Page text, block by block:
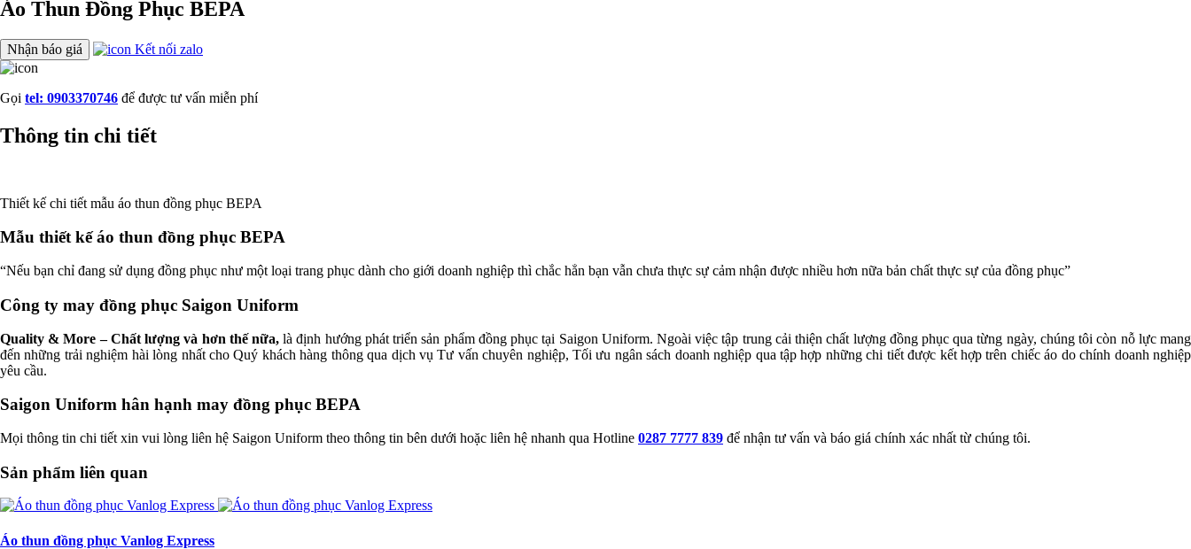
Áo Thun Đồng Phục BEPA
Nhận báo giá Kết nối zalo
Gọi tel: 0903370746 để được tư vấn miễn phí
Thông tin chi tiết
Thiết kế chi tiết mẫu áo thun đồng phục BEPA
Mẫu thiết kế áo thun đồng phục BEPA
“Nếu bạn chỉ đang sử dụng đồng phục như một loại trang phục dành cho giới doanh nghiệp thì chắc hẳn bạn vẫn chưa thực sự cảm nhận được nhiều hơn nữa bản chất thực sự của đồng phục”
Công ty may đồng phục Saigon Uniform
Quality & More – Chất lượng và hơn thế nữa, là định hướng phát triển sản phẩm đồng phục tại Saigon Uniform. Ngoài việc tập trung cải thiện chất lượng đồng phục qua từng ngày, chúng tôi còn nỗ lực mang
đến những trải nghiệm hài lòng nhất cho Quý khách hàng thông qua dịch vụ Tư vấn chuyên nghiệp, Tối ưu ngân sách doanh nghiệp qua tập hợp những chi tiết được kết hợp trên chiếc áo do chính doanh nghiệp
yêu cầu.
Saigon Uniform hân hạnh may đồng phục BEPA
Mọi thông tin chi tiết xin vui lòng liên hệ Saigon Uniform theo thông tin bên dưới hoặc liên hệ nhanh qua Hotline 0287 7777 839 để nhận tư vấn và báo giá chính xác nhất từ chúng tôi.
Sản phẩm liên quan
Áo thun đồng phục Vanlog Express